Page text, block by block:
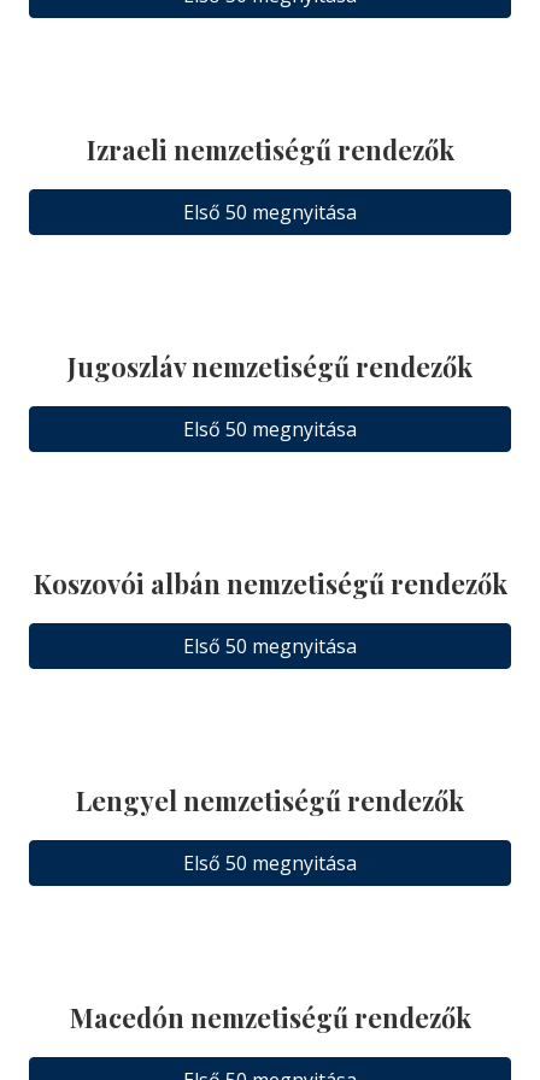
Izraeli nemzetiségű rendezők
Első 50 megnyitása
Jugoszláv nemzetiségű rendezők
Első 50 megnyitása
Koszovói albán nemzetiségű rendezők
Első 50 megnyitása
Lengyel nemzetiségű rendezők
Első 50 megnyitása
Macedón nemzetiségű rendezők